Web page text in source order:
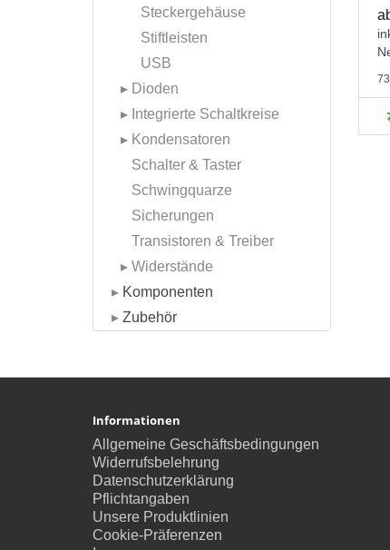
Steckergehäuse
Stiftleisten
USB
▸ Dioden
▸ Integrierte Schaltkreise
▸ Kondensatoren
Schalter & Taster
Schwingquarze
Sicherungen
Transistoren & Treiber
▸ Widerstände
▸ Komponenten
▸ Zubehör
Informationen
Allgemeine Geschäftsbedingungen
Widerrufsbelehrung
Datenschutzerklärung
Pflichtangaben
Unsere Produktlinien
Cookie-Präferenzen